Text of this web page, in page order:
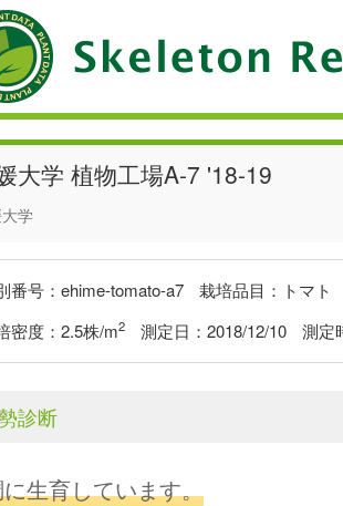
大学 植物工場A-7 '18-19
学
番号： ehime-tomato-a7 栽培品目： トマト
密度： 2.5株/m2 測定日： 2018/12/10 測定
診断
生育しています。